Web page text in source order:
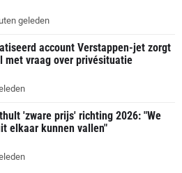
geleden
account Verstappen-jet zorgt
met vraag over privésituatie
'zware prijs' richting 2026: "We
elkaar kunnen vallen"